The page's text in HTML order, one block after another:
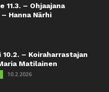
– Ohjaajana
Hanna Närhi
– Koiraharrastajan
Matilainen
10.2.2026